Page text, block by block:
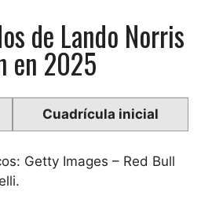
de Lando Norris
en 2025
Cuadrícula inicial
Getty Images – Red Bull